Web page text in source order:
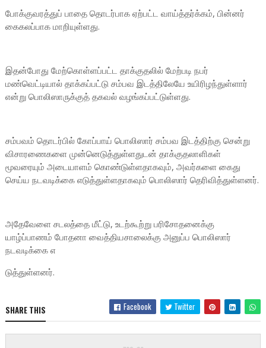
போக்குவரத்துப் பாதை தொடர்பாக ஏற்பட்ட வாய்த்தர்க்கம், பின்னர்
கைகலப்பாக மாறியுள்ளது.
இதன்போது மேற்கொள்ளப்பட்ட தாக்குதலில் மேற்படி நபர்
மண்வெட்டியால் தாக்கப்பட்டு சம்பவ இடத்திலேயே உயிரிழந்துள்ளார்
என்று பொலிஸாருக்குத் தகவல் வழங்கப்பட்டுள்ளது.
சம்பவம் தொடர்பில் கோப்பாய் பொலிஸார் சம்பவ இடத்திற்கு சென்று
விசாரணைகளை முன்னெடுத்துள்ளதுடன் தாக்குதலாளிகள்
மூவரையும் அடையாளம் கொண்டுள்ளதாகவும், அவர்களை கைது
செய்ய நடவடிக்கை எடுத்துள்ளதாகவும் பொலிஸார் தெரிவித்துள்ளனர்.
அதேவேளை சடலத்தை மீட்டு, உடற்கூற்று பரிசோதனைக்கு
யாழ்ப்பாணம் போதனா வைத்தியசாலைக்கு அனுப்ப பொலிஸார்
நடவடிக்கை எ
டுத்துள்ளனர்.
SHARE THIS Facebook Twitter